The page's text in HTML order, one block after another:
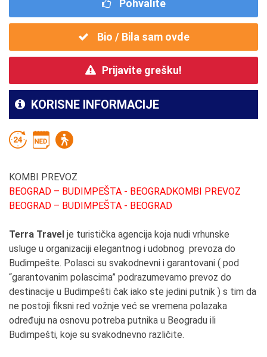
Pohvalite
Bio / Bila sam ovde
Prijavite grešku!
KORISNE INFORMACIJE
KOMBI PREVOZ
BEOGRAD – BUDIMPEŠTA - BEOGRADKOMBI PREVOZ
BEOGRAD – BUDIMPEŠTA - BEOGRAD
Terra Travel je turistička agencija koja nudi vrhunske
usluge u organizaciji elegantnog i udobnog prevoza do
Budimpešte. Polasci su svakodnevni i garantovani ( pod
“garantovanim polascima” podrazumevamo prevoz do
destinacije u Budimpešti čak iako ste jedini putnik ) s tim da
ne postoji fiksni red vožnje već se vremena polazaka
određuju na osnovu potreba putnika u Beogradu ili
Budimpešti, koje su svakodnevno različite.